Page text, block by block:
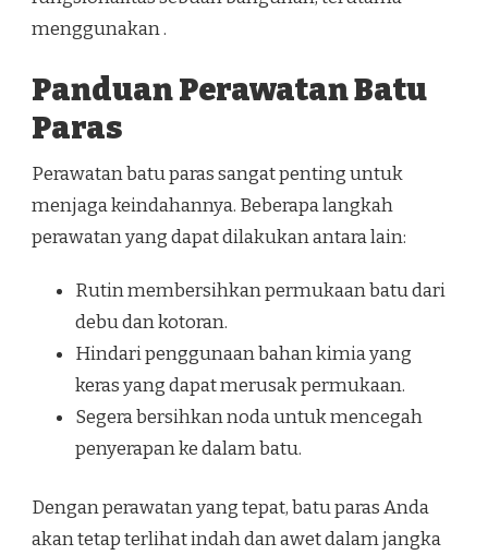
menggunakan .
Panduan Perawatan Batu
Paras
Perawatan batu paras sangat penting untuk
menjaga keindahannya. Beberapa langkah
perawatan yang dapat dilakukan antara lain:
Rutin membersihkan permukaan batu dari
debu dan kotoran.
Hindari penggunaan bahan kimia yang
keras yang dapat merusak permukaan.
Segera bersihkan noda untuk mencegah
penyerapan ke dalam batu.
Dengan perawatan yang tepat, batu paras Anda
akan tetap terlihat indah dan awet dalam jangka